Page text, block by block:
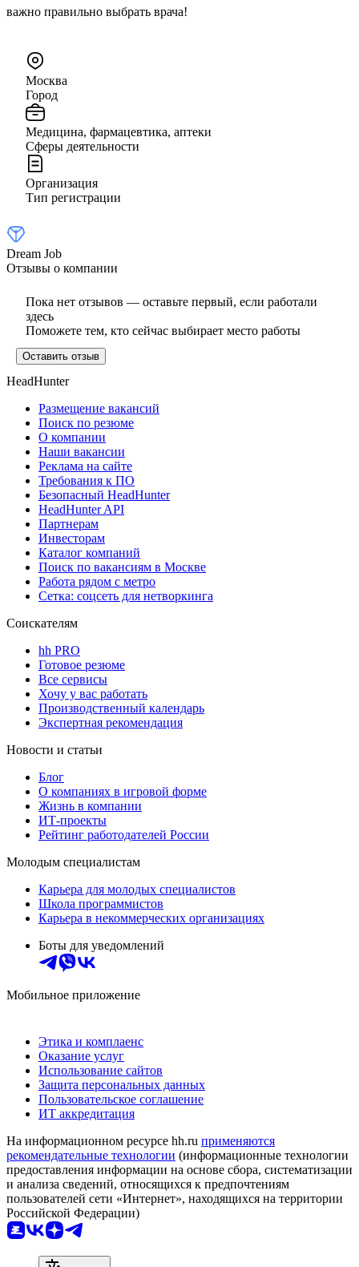
важно правильно выбрать врача!
Москва
Город
Медицина, фармацевтика, аптеки
Сферы деятельности
Организация
Тип регистрации
Dream Job
Отзывы о компании
Пока нет отзывов — оставьте первый, если работали
здесь
Поможете тем, кто сейчас выбирает место работы
Оставить отзыв
HeadHunter
Размещение вакансий
Поиск по резюме
О компании
Наши вакансии
Реклама на сайте
Требования к ПО
Безопасный HeadHunter
HeadHunter API
Партнерам
Инвесторам
Каталог компаний
Поиск по вакансиям в Москве
Работа рядом с метро
Сетка: соцсеть для нетворкинга
Соискателям
hh PRO
Готовое резюме
Все сервисы
Хочу у вас работать
Производственный календарь
Экспертная рекомендация
Новости и статьи
Блог
О компаниях в игровой форме
Жизнь в компании
ИТ-проекты
Рейтинг работодателей России
Молодым специалистам
Карьера для молодых специалистов
Школа программистов
Карьера в некоммерческих организациях
Боты для уведомлений
Мобильное приложение
Этика и комплаенс
Оказание услуг
Использование сайтов
Защита персональных данных
Пользовательское соглашение
ИТ аккредитация
На информационном ресурсе hh.ru применяются
рекомендательные технологии (информационные технологии
предоставления информации на основе сбора, систематизации
и анализа сведений, относящихся к предпочтениям
пользователей сети «Интернет», находящихся на территории
Российской Федерации)